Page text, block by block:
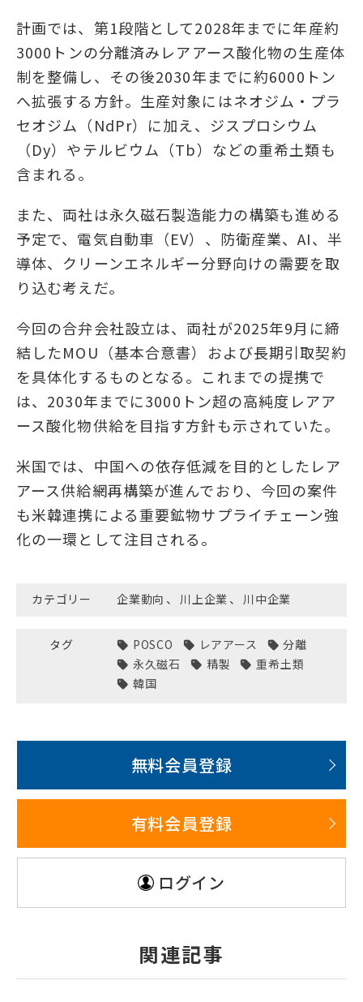
計画では、第1段階として2028年までに年産約
3000トンの分離済みレアアース酸化物の生産体
制を整備し、その後2030年までに約6000トン
へ拡張する方針。生産対象にはネオジム・プラ
セオジム（NdPr）に加え、ジスプロシウム
（Dy）やテルビウム（Tb）などの重希土類も
含まれる。
また、両社は永久磁石製造能力の構築も進める
予定で、電気自動車（EV）、防衛産業、AI、半
導体、クリーンエネルギー分野向けの需要を取
り込む考えだ。
今回の合弁会社設立は、両社が2025年9月に締
結したMOU（基本合意書）および長期引取契約
を具体化するものとなる。これまでの提携で
は、2030年までに3000トン超の高純度レアア
ース酸化物供給を目指す方針も示されていた。
米国では、中国への依存低減を目的としたレア
アース供給網再構築が進んでおり、今回の案件
も米韓連携による重要鉱物サプライチェーン強
化の一環として注目される。
カテゴリー 企業動向 、 川上企業 、 川中企業
タグ POSCO レアアース
分離
永久磁石
精製
重希土類
韓国
無料会員登録
有料会員登録
ログイン
関連記事